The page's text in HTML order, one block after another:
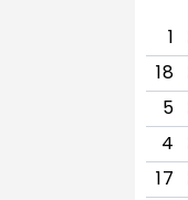
1
18
5
4
17